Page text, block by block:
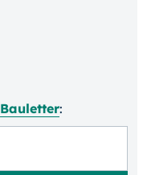
Bauletter: